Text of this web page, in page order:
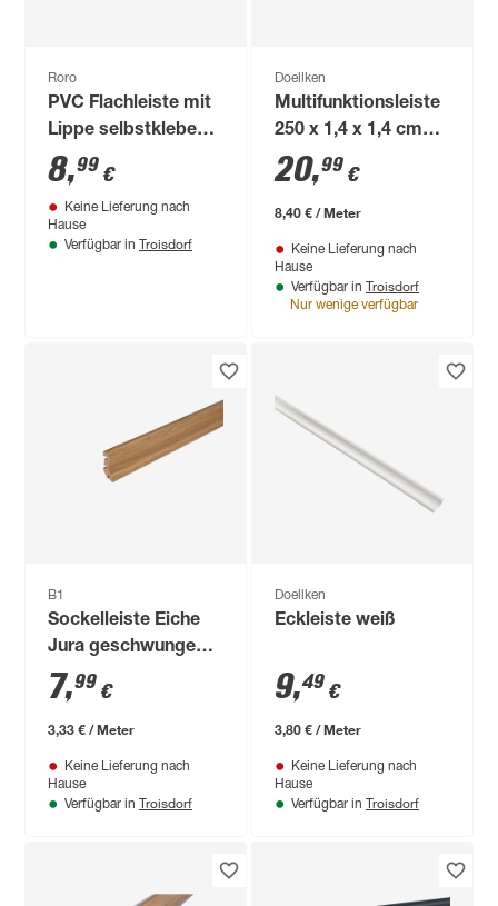
Roro
PVC Flachleiste mit
Lippe selbstklebend
weiß 150 x 50 cm
8,99 €
Keine Lieferung nach
Hause
Verfügbar in Troisdorf
Doellken
Multifunktionsleiste
250 x 1,4 x 1,4 cm
schwarz
20,99 €
8,40 € / Meter
Keine Lieferung nach
Hause
Verfügbar in Troisdorf
Nur wenige verfügbar
B1
Sockelleiste Eiche
Jura geschwungen
2400 x 45 x 20 mm
7,99 €
3,33 € / Meter
Keine Lieferung nach
Hause
Verfügbar in Troisdorf
Doellken
Eckleiste weiß
9,49 €
3,80 € / Meter
Keine Lieferung nach
Hause
Verfügbar in Troisdorf